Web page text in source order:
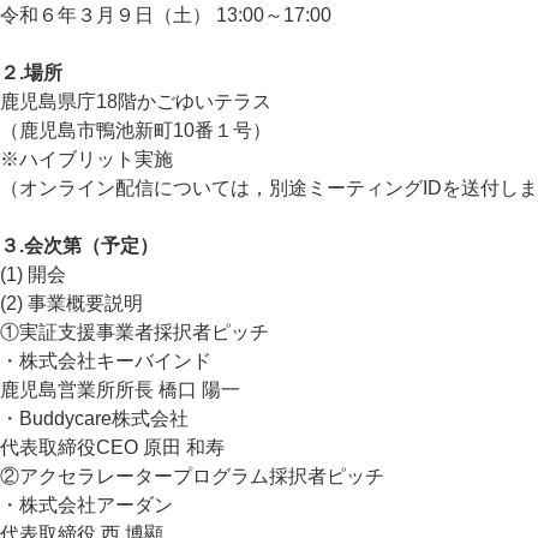
令和６年３月９日（土） 13:00～17:00
２.場所
鹿児島県庁18階かごゆいテラス
（鹿児島市鴨池新町10番１号）
※ハイブリット実施
（オンライン配信については，別途ミーティングIDを送付し
３.会次第（予定）
(1) 開会
(2) 事業概要説明
①実証支援事業者採択者ピッチ
・株式会社キーバインド
鹿児島営業所所長 橋口 陽一
・Buddycare株式会社
代表取締役CEO 原田 和寿
②アクセラレータープログラム採択者ピッチ
・株式会社アーダン
代表取締役 西 博顯